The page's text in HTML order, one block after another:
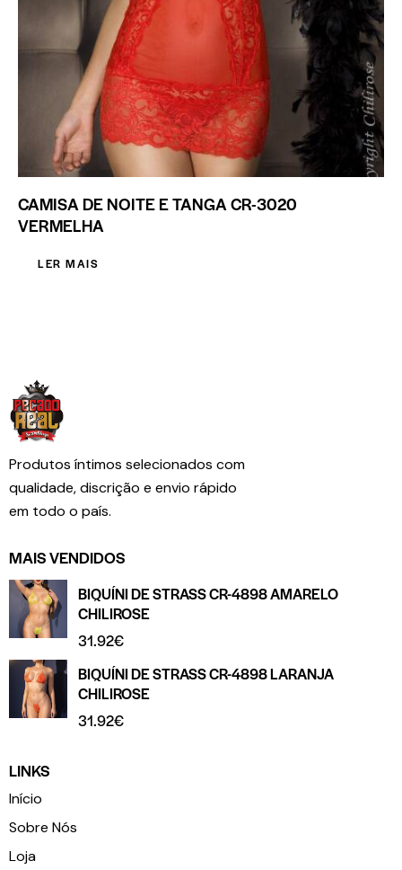
CAMISA DE NOITE E TANGA CR-3020
VERMELHA
LER MAIS
Produtos íntimos selecionados com
qualidade, discrição e envio rápido
em todo o país.
MAIS VENDIDOS
BIQUÍNI DE STRASS CR-4898 AMARELO
CHILIROSE
31.92€
BIQUÍNI DE STRASS CR-4898 LARANJA
CHILIROSE
31.92€
LINKS
Início
Sobre Nós
Loja